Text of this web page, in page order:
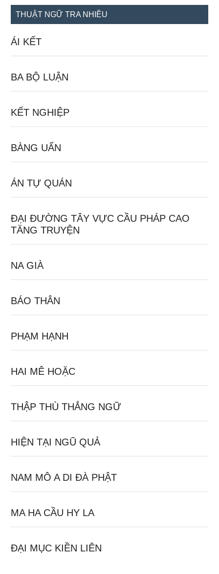
...
THUẬT NGỮ TRA NHIỀU
ÁI KẾT
BA BỘ LUẬN
KẾT NGHIỆP
BÀNG UẤN
ÁN TỰ QUÁN
ĐẠI ĐƯỜNG TÂY VỰC CẦU PHÁP CAO
TĂNG TRUYỆN
NA GIÀ
BÁO THÂN
PHẠM HẠNH
HAI MÊ HOẶC
THẬP THÙ THẮNG NGỮ
HIỆN TẠI NGŨ QUẢ
NAM MÔ A DI ĐÀ PHẬT
MA HA CẦU HY LA
ĐẠI MỤC KIỀN LIÊN